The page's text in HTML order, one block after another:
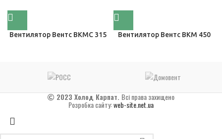
Вентилятор Вентс ВКМС 315 Вентилятор Вентс ВКМ 450
2023 Холод Карпат.Всі права захищено
Розробка сайту:web-site.net.ua